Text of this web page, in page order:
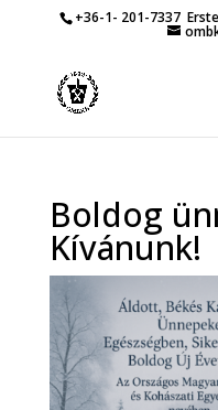
+36-1- 201-7337
Boldog
Kívánunk!